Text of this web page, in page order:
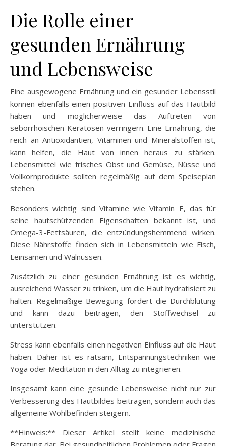
Die Rolle einer
gesunden Ernährung
und Lebensweise
Eine ausgewogene Ernährung und ein gesunder Lebensstil
können ebenfalls einen positiven Einfluss auf das Hautbild
haben und möglicherweise das Auftreten von
seborrhoischen Keratosen verringern. Eine Ernährung, die
reich an Antioxidantien, Vitaminen und Mineralstoffen ist,
kann helfen, die Haut von innen heraus zu stärken.
Lebensmittel wie frisches Obst und Gemüse, Nüsse und
Vollkornprodukte sollten regelmäßig auf dem Speiseplan
stehen.
Besonders wichtig sind Vitamine wie Vitamin E, das für
seine hautschützenden Eigenschaften bekannt ist, und
Omega-3-Fettsäuren, die entzündungshemmend wirken.
Diese Nährstoffe finden sich in Lebensmitteln wie Fisch,
Leinsamen und Walnüssen.
Zusätzlich zu einer gesunden Ernährung ist es wichtig,
ausreichend Wasser zu trinken, um die Haut hydratisiert zu
halten. Regelmäßige Bewegung fördert die Durchblutung
und kann dazu beitragen, den Stoffwechsel zu
unterstützen.
Stress kann ebenfalls einen negativen Einfluss auf die Haut
haben. Daher ist es ratsam, Entspannungstechniken wie
Yoga oder Meditation in den Alltag zu integrieren.
Insgesamt kann eine gesunde Lebensweise nicht nur zur
Verbesserung des Hautbildes beitragen, sondern auch das
allgemeine Wohlbefinden steigern.
**Hinweis:** Dieser Artikel stellt keine medizinische